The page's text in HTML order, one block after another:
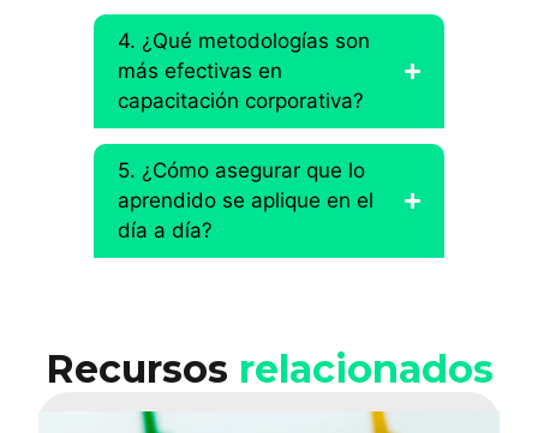
4. ¿Qué metodologías son
más efectivas en
capacitación corporativa?
5. ¿Cómo asegurar que lo
aprendido se aplique en el
día a día?
Recursos relacionados